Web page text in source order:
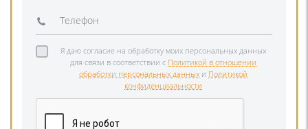
Я даю согласие на обработку моих персональных данных
для связи в соответствии с Политикой в отношении
обработки персональных данных и Политикой
конфиденциальности